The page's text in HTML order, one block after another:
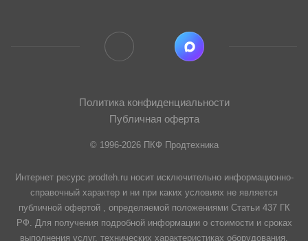
Политика конфиденциальности
Публичная оферта
© 1996-2026 ПКФ Продтехника
Интернет ресурс prodteh.ru носит исключительно информационно-
справочный характер и ни при каких условиях не является
публичной офертой , определяемой положениями Статьи 437 ГК
РФ. Для получения подробной информации о стоимости и сроках
выполнения услуг, технических характеристиках оборудования,